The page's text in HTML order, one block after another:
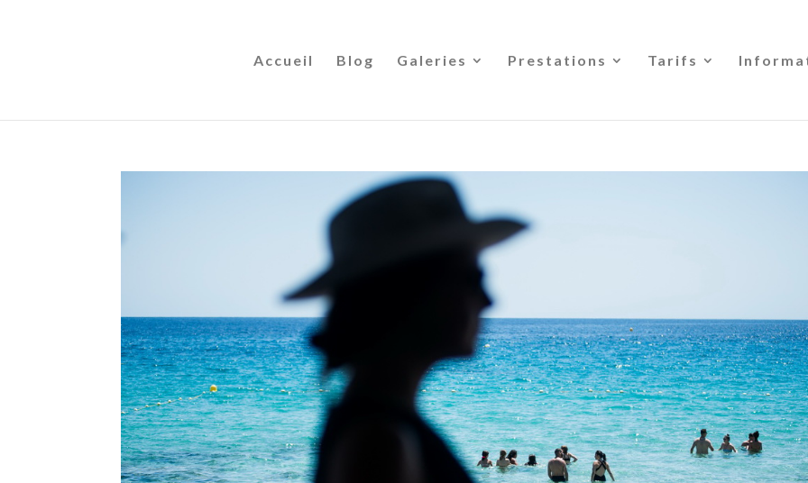
Accueil Blog Galeries Prestations Tarifs